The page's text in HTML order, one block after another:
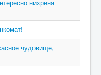
нихрена
чудовище,